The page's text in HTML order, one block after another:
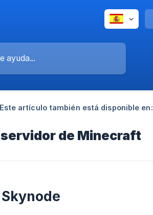
Este artículo también está disponible en:
de Minecraft